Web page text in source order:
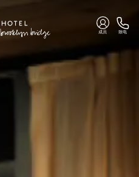
成员 致电